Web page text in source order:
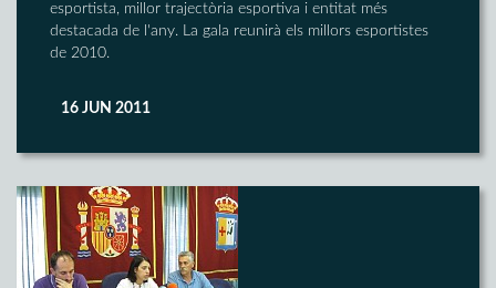
esportista, millor trajectòria esportiva i entitat més
destacada de l'any. La gala reunirà els millors esportistes
de 2010.
16 JUN 2011